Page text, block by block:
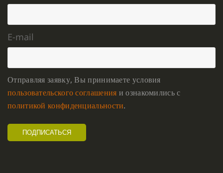
E-mail
Отправляя заявку, Вы принимаете условия
пользовательского соглашения и ознакомились с
политикой конфиденциальности.